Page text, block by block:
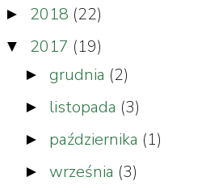
► 2018 (22)
▼ 2017 (19)
► grudnia (2)
► listopada (3)
► października (1)
► września (3)